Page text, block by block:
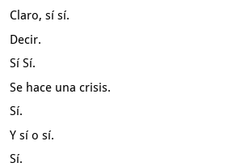
Claro, sí sí.
Decir.
Sí Sí.
Se hace una crisis.
Sí.
Y sí o sí.
Sí.